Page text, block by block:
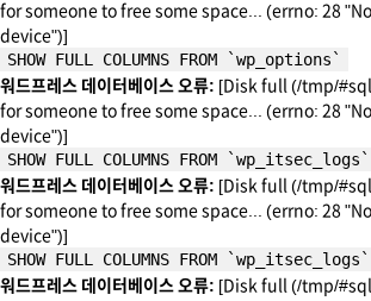
for someone to free some space... (errno: 28
device")]
SHOW FULL COLUMNS FROM `wp_options`
워드프레스 데이터베이스 오류: [Disk full (/tmp/
for someone to free some space... (errno: 28
device")]
SHOW FULL COLUMNS FROM `wp_itsec_logs`
워드프레스 데이터베이스 오류: [Disk full (/tmp/
for someone to free some space... (errno: 28
device")]
SHOW FULL COLUMNS FROM `wp_itsec_logs`
워드프레스 데이터베이스 오류: [Disk full (/tmp/